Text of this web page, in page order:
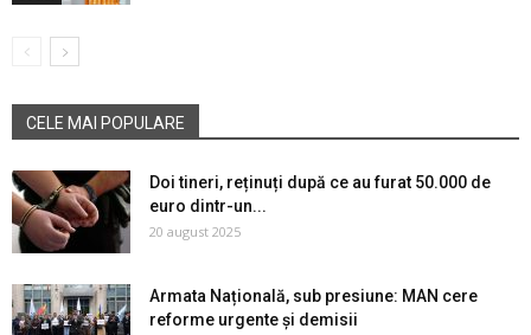
CELE MAI POPULARE
Doi tineri, reținuți după ce au furat 50.000 de
euro dintr-un...
20 august 2025
Armata Națională, sub presiune: MAN cere
reforme urgente și demisii